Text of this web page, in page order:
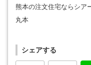
熊本の注文住宅ならシア
丸本
シェアする